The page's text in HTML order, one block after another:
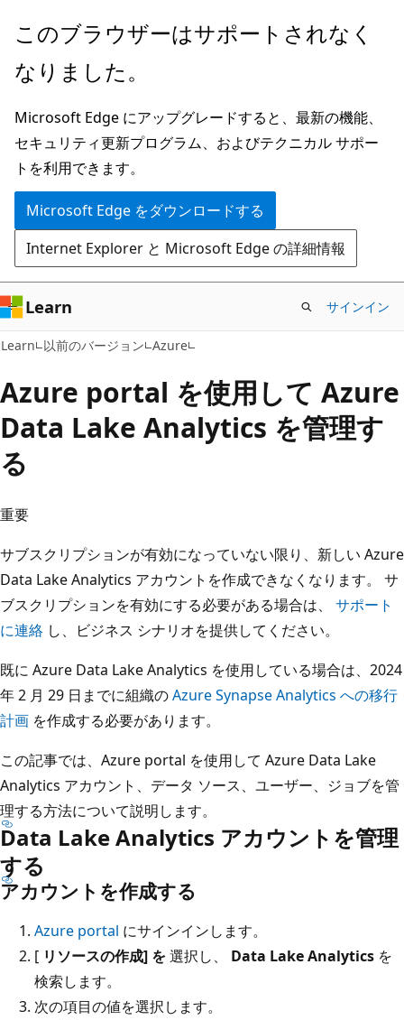
メ
ン
ン
テ
ン
ツ
に
ス
キ
ッ
プ
このブラウザーはサポートされなく
なりました。
Microsoft Edge にアップグレードすると、最新の機能、
セキュリティ更新プログラム、およびテクニカル サポー
トを利用できます。
Microsoft Edge をダウンロードする
Internet Explorer と Microsoft Edge の詳細情報
Learn サインイン
Learn 以前のバージョン Azure
Azure portal を使用して Azure
Data Lake Analytics を管理す
る
重要
サブスクリプションが有効になっていない限り、新しい Azure
Data Lake Analytics アカウントを作成できなくなります。 サ
ブスクリプションを有効にする必要がある場合は、 サポート
に連絡 し、ビジネス シナリオを提供してください。
既に Azure Data Lake Analytics を使用している場合は、2024
年 2 月 29 日までに組織のAzure Synapse Analytics への移行
計画 を作成する必要があります。
この記事では、Azure portal を使用して Azure Data Lake
Analytics アカウント、データ ソース、ユーザー、ジョブを管
理する方法について説明します。
Data Lake Analytics アカウントを管理
する
アカウントを作成する
Azure portal にサインインします。
[ リソースの作成] を選択し、 Data Lake Analytics を
検索します。
次の項目の値を選択します。